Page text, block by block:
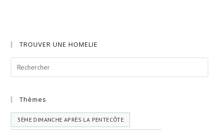
TROUVER UNE HOMELIE
Thèmes
3ÈME DIMANCHE APRÈS LA PENTECÔTE